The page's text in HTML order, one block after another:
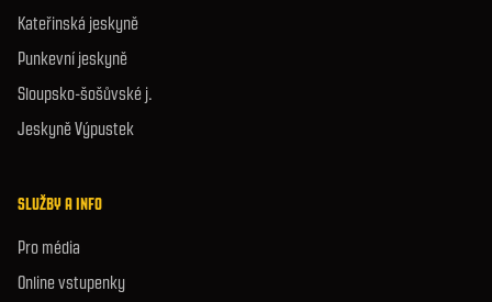
Kateřinská jeskyně
Punkevní jeskyně
Sloupsko-šošůvské j.
Jeskyně Výpustek
SLUŽBY A INFO
Pro média
Online vstupenky